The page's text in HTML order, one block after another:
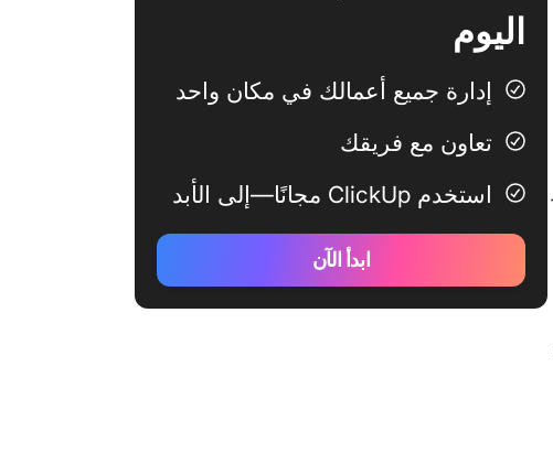
اليوم
إدارة جميع أعمالك في مكان واحد
تعاون مع فريقك
استخدم ClickUp مجانًا—إلى الأبد
ابدأ الآن